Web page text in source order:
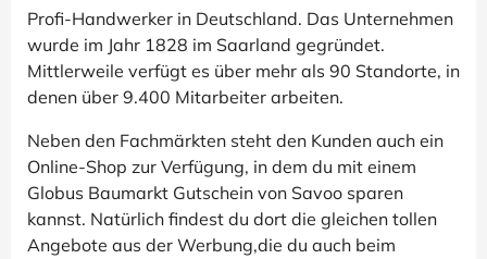
Profi-Handwerker in Deutschland. Das Unternehmen
wurde im Jahr 1828 im Saarland gegründet.
Mittlerweile verfügt es über mehr als 90 Standorte, in
denen über 9.400 Mitarbeiter arbeiten.
Neben den Fachmärkten steht den Kunden auch ein
Online-Shop zur Verfügung, in dem du mit einem
Globus Baumarkt Gutschein von Savoo sparen
kannst. Natürlich findest du dort die gleichen tollen
Angebote aus der Werbung,die du auch beim